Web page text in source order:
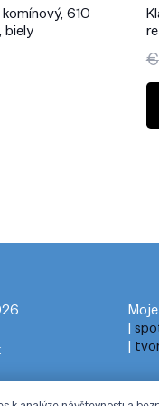
610
biely
€
|
|